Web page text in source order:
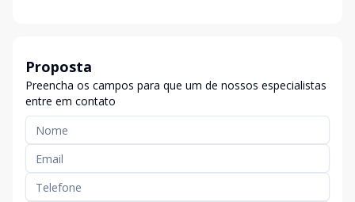
Proposta
Preencha os campos para que um de nossos especialistas
entre em contato